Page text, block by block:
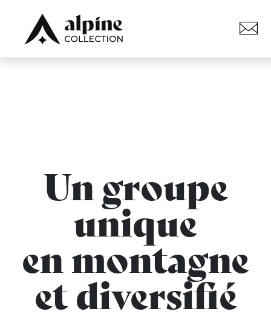
&
Hôtellerie
Un groupe
unique
en montagne
et diversifié